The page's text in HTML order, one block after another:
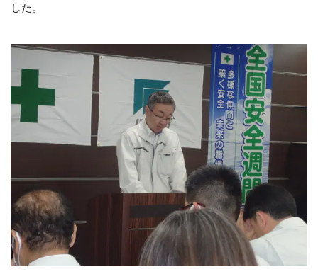
した。